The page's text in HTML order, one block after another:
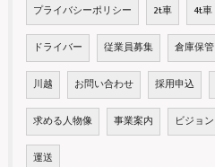
プライバシーポリシー 2t車 4t車
ドライバー 従業員募集 倉庫保管
川越 お問い合わせ 採用申込
求める人物像 事業案内 ビジョン
運送